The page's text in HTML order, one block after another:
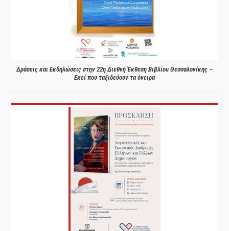
Δράσεις και Εκδηλώσεις στην 22η Διεθνή Έκθεση Βιβλίου Θεσσαλονίκης –
Εκεί που ταξιδεύουν τα όνειρα